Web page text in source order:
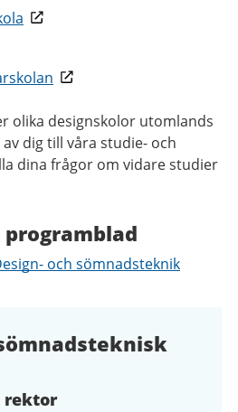
olika designskolor utomlands
dig till våra studie- och
dina frågor om vidare studier
och sömnadsteknik
rektor